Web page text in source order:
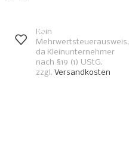
Kein
Mehrwertsteuerausweis,
da Kleinunternehmer
nach §19 (1) UStG.
zzgl. Versandkosten